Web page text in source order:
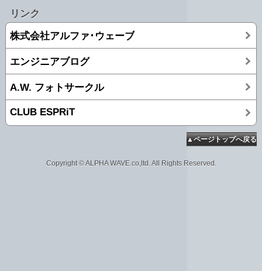
リンク
株式会社アルファ･ウェーブ
エンジニアブログ
A.W. フォトサークル
CLUB ESPRiT
▲ページトップへ戻る
Copyright © ALPHA WAVE.co,ltd. All Rights Reserved.